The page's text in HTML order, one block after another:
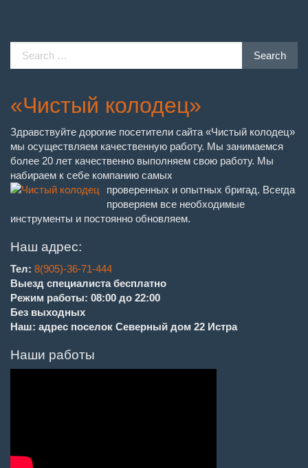
Search
«Чистый колодец»
Здравствуйте дорогие посетители сайта «Чистый колодец»
мы осуществляем качественную работу. Мы занимаемся
более 20 лет качественно выполняем свою работу. Мы
набираем к себе компанию самых
проверенных и опытных бригад. Всегда
проверяем все необходимые
инструменты и постоянно обновляем.
Наш адрес:
Тел: 8(905)-36-71-444
Выезд специалиста бесплатно
Режим работы: 08:00 до 22:00
Без выходных
Наш: адрес поселок Северный дом 22 Истра
Наши работы